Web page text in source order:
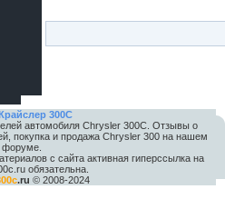
300C
автомобиля Chrysler 300С. Отзывы о
покупка и продажа Chrysler 300 на нашем
форуме.
с сайта активная гиперссылка на
обязательна.
.ru © 2008-2024